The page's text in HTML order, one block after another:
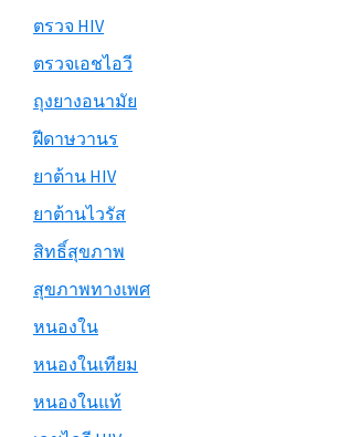
ตรวจ HIV
ตรวจเอชไอวี
ถุงยางอนามัย
ฝีดาษวานร
ยาต้าน HIV
ยาต้านไวรัส
สิทธิ์สุขภาพ
สุขภาพทางเพศ
หนองใน
หนองในเทียม
หนองในแท้